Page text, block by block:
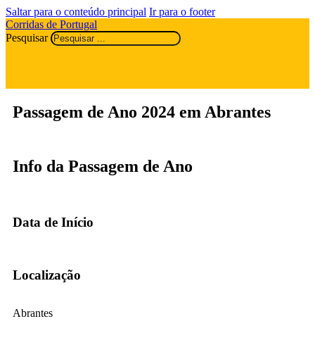
Saltar para o conteúdo principal Ir para o footer
Corridas de Portugal
Pesquisar
Passagem de Ano 2024 em Abrantes
Info da Passagem de Ano
Data de Início
Localização
Abrantes